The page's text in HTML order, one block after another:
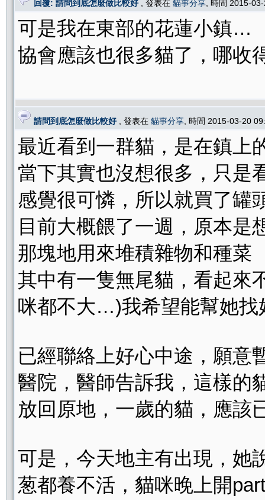
回覆: 請問到底怎麼做比較好 , 發表在 貓事分享 , 時間 2015-
可是我在東部的花蓮小鎮…
協會應該也很多貓了，哪收
請問到底怎麼做比較好 , 發表在 貓事分享 , 時間 2015-03-20
最近看到一群貓，是在鎮上
當下其實也沒想很多，只是
感覺很可憐，所以就買了罐
目前大概餵了一週，原本是
那塊地用來堆積雜物和種菜
其中有一隻無尾貓，看起來
咪都不大…)我希望能幫她找
已經聯絡上好心中途，願意
醫院，醫師告訴我，這樣的
放回原地，一歲的貓，應該
可是，今天地主有出現，她
葱都養不活，貓咪晚上開